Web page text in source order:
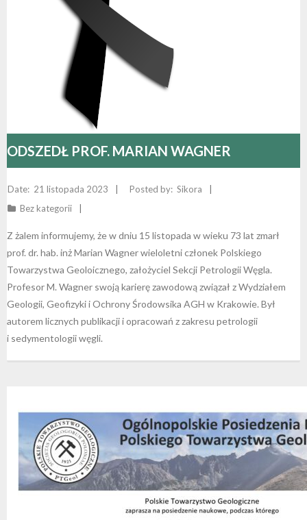
ODSZEDŁ PROF. MARIAN WAGNER
21 listopada 2023
Sikora
Bez kategorii
Z żalem informujemy, że w dniu 15 listopada w wieku 73 lat zmarł
prof. dr. hab. inż Marian Wagner wieloletni członek Polskiego
Towarzystwa Geoloicznego, założyciel Sekcji Petrologii Węgla.
Profesor M. Wagner swoją karierę zawodową związał z Wydziałem
Geologii, Geofizyki i Ochrony Środowsika AGH w Krakowie. Był
autorem licznych publikacji i opracowań z zakresu petrologii
i sedymentologii węgli.